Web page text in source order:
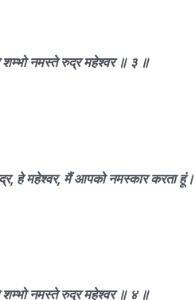
शम्भो नमस्ते रुद्र महेश्वर ॥ ३ ॥
हे महेश्वर, मैं आपको नमस्कार करता हूं।
नमस्ते रुद्र महेश्वर ॥ ४ ॥